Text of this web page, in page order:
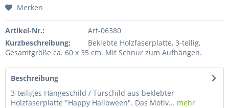
Merken
Artikel-Nr.:
Art-06380
Kurzbeschreibung:
Beklebte Holzfaserplatte, 3-teilig,
Gesamtgröße ca. 60 x 35 cm. Mit Schnur zum Aufhängen.
Beschreibung
3-teiliges Hängeschild / Türschild aus beklebter
Holzfaserplatte "Happy Halloween". Das Motiv... mehr